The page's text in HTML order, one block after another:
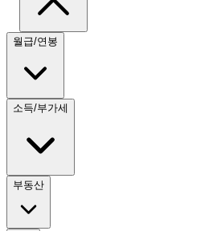
월급/연봉
소득/부가세
부동산